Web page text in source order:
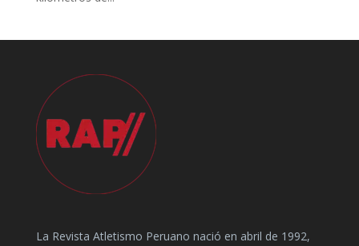
La Revista Atletismo Peruano nació en abril de 1992,